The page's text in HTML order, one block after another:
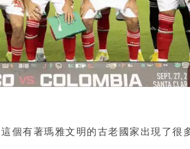
個有著瑪雅文明的古老國家出現了